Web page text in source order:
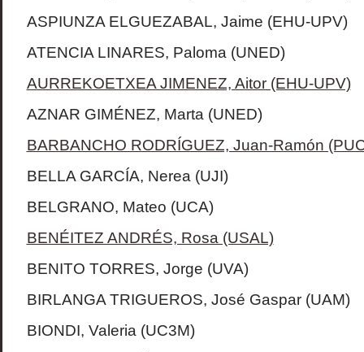
ASPIUNZA ELGUEZABAL, Jaime (EHU-UPV)
ATENCIA LINARES, Paloma (UNED)
AURREKOETXEA JIMENEZ, Aitor (EHU-UPV)
AZNAR GIMÉNEZ, Marta (UNED)
BARBANCHO RODRÍGUEZ, Juan-Ramón
BELLA GARCÍA, Nerea (UJI)
BELGRANO, Mateo (UCA)
BENÉITEZ ANDRÉS, Rosa (USAL)
BENITO TORRES, Jorge (UVA)
BIRLANGA TRIGUEROS, José Gaspar (UAM)
BIONDI, Valeria (UC3M)